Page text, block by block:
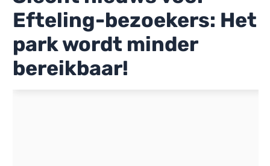
Efteling-bezoekers: Het
park wordt minder
bereikbaar!